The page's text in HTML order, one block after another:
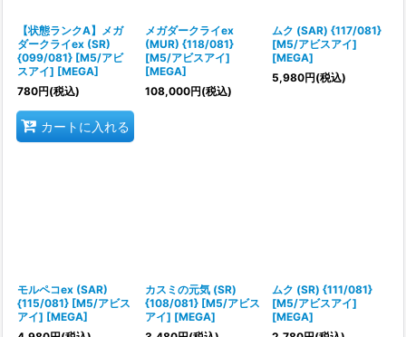
【状態ランクA】メガ
ダークライex (SR)
{099/081} [M5/アビ
スアイ] [MEGA]
780円(税込)
カートに入れる
メガダークライex
(MUR) {118/081}
[M5/アビスアイ]
[MEGA]
108,000円(税込)
ムク (SAR) {117/081}
[M5/アビスアイ]
[MEGA]
5,980円(税込)
モルペコex (SAR)
{115/081} [M5/アビス
アイ] [MEGA]
カスミの元気 (SR)
{108/081} [M5/アビス
アイ] [MEGA]
ムク (SR) {111/081}
[M5/アビスアイ]
[MEGA]